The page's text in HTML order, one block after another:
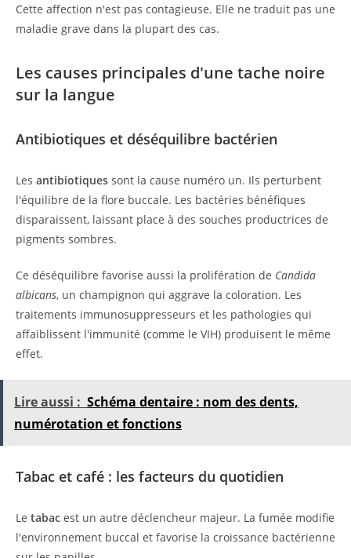
Cette affection n'est pas contagieuse. Elle ne traduit pas une
maladie grave dans la plupart des cas.
Les causes principales d'une tache noire
sur la langue
Antibiotiques et déséquilibre bactérien
Les antibiotiques sont la cause numéro un. Ils perturbent
l'équilibre de la flore buccale. Les bactéries bénéfiques
disparaissent, laissant place à des souches productrices de
pigments sombres.
Ce déséquilibre favorise aussi la prolifération de Candida
albicans, un champignon qui aggrave la coloration. Les
traitements immunosuppresseurs et les pathologies qui
affaiblissent l'immunité (comme le VIH) produisent le même
effet.
Lire aussi : Schéma dentaire : nom des dents,
numérotation et fonctions
Tabac et café : les facteurs du quotidien
Le tabac est un autre déclencheur majeur. La fumée modifie
l'environnement buccal et favorise la croissance bactérienne